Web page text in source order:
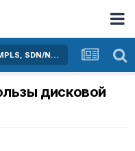
Активное оборудование Ethernet, IP, MPLS, SDN/NFV...
дисковой